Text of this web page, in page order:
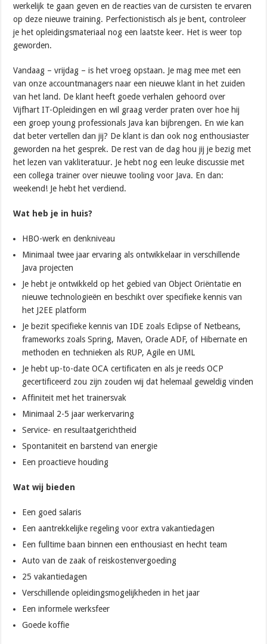
werkelijk te gaan geven en de reacties van de cursisten te ervaren
op deze nieuwe training. Perfectionistisch als je bent, controleer
je het opleidingsmateriaal nog een laatste keer. Het is weer top
geworden.
Vandaag – vrijdag – is het vroeg opstaan. Je mag mee met een
van onze accountmanagers naar een nieuwe klant in het zuiden
van het land. De klant heeft goede verhalen gehoord over
Vijfhart IT-Opleidingen en wil graag verder praten over hoe hij
een groep young professionals Java kan bijbrengen. En wie kan
dat beter vertellen dan jij? De klant is dan ook nog enthousiaster
geworden na het gesprek. De rest van de dag hou jij je bezig met
het lezen van vakliteratuur. Je hebt nog een leuke discussie met
een collega trainer over nieuwe tooling voor Java. En dan:
weekend! Je hebt het verdiend.
Wat heb je in huis?
HBO-werk en denkniveau
Minimaal twee jaar ervaring als ontwikkelaar in verschillende
Java projecten
Je hebt je ontwikkeld op het gebied van Object Oriëntatie en
nieuwe technologieën en beschikt over specifieke kennis van
het J2EE platform
Je bezit specifieke kennis van IDE zoals Eclipse of Netbeans,
frameworks zoals Spring, Maven, Oracle ADF, of Hibernate en
methoden en technieken als RUP, Agile en UML
Je hebt up-to-date OCA certificaten en als je reeds OCP
gecertificeerd zou zijn zouden wij dat helemaal geweldig vinden
Affiniteit met het trainersvak
Minimaal 2-5 jaar werkervaring
Service- en resultaatgerichtheid
Spontaniteit en barstend van energie
Een proactieve houding
Wat wij bieden
Een goed salaris
Een aantrekkelijke regeling voor extra vakantiedagen
Een fulltime baan binnen een enthousiast en hecht team
Auto van de zaak of reiskostenvergoeding
25 vakantiedagen
Verschillende opleidingsmogelijkheden in het jaar
Een informele werksfeer
Goede koffie